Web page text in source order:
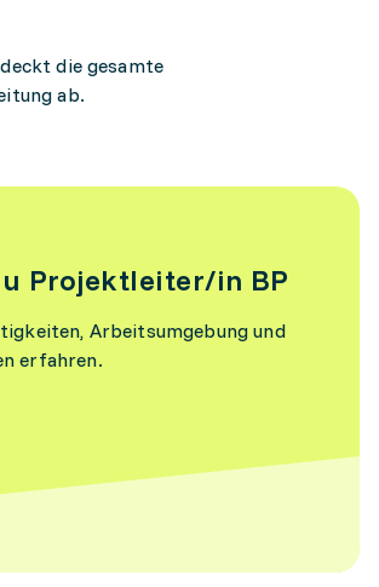
die gesamte
ab.
Projektleiter/in BP
Arbeitsumgebung und
erfahren.